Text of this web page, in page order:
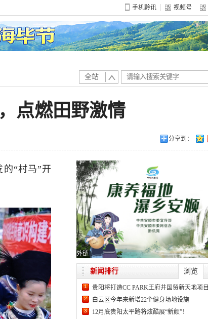
手机黔讯 视频号
全站
点燃田野激情
分享到：
“村马”开
外链
浏览
新闻排行
1 贵阳将打造CC PARK王府井国贸新天地项目
2 白云区今年来新增22个健身场地设施
3 12月底贵阳太平路将炫酷展“新颜”！